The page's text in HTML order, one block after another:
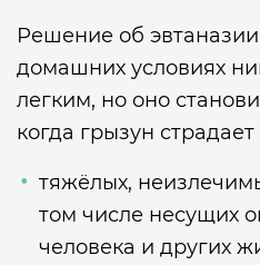
Решение об
домашних условиях
легким, но оно
когда грызун страдает
тяжёлых,
том числе несущих
человека и других